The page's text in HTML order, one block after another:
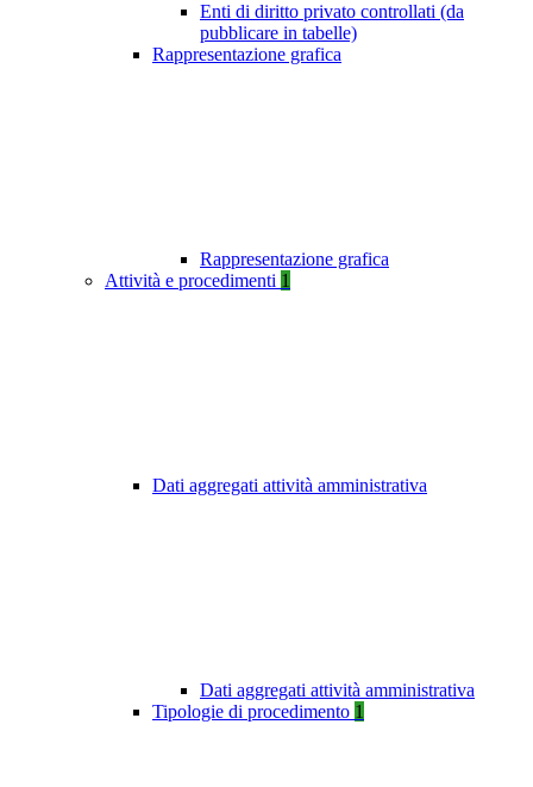
Enti di diritto privato controllati (da
pubblicare in tabelle)
Rappresentazione grafica
Rappresentazione grafica
Attività e procedimenti 1
Dati aggregati attività amministrativa
Dati aggregati attività amministrativa
Tipologie di procedimento 1